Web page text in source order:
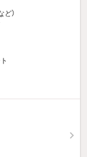
ど）